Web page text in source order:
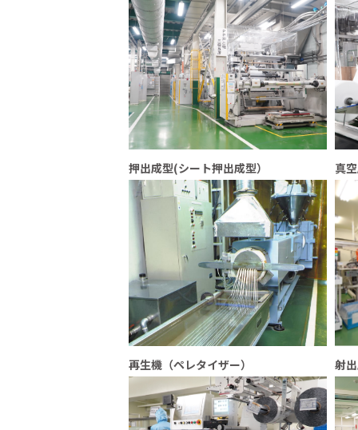
押出成型(シート押出成型） 真
再生機（ペレタイザー） 射